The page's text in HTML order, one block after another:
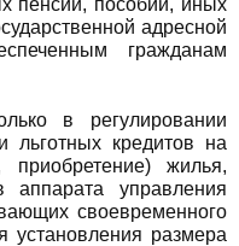
пенсий, пособий, иных
адресной
гражданам
в регулировании
льготных кредитов на
приобретение) жилья,
аппарата управления
своевременного
установления размера